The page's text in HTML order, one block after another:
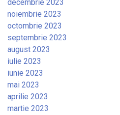
decembrie 2023
noiembrie 2023
octombrie 2023
septembrie 2023
august 2023
iulie 2023
iunie 2023
mai 2023
aprilie 2023
martie 2023